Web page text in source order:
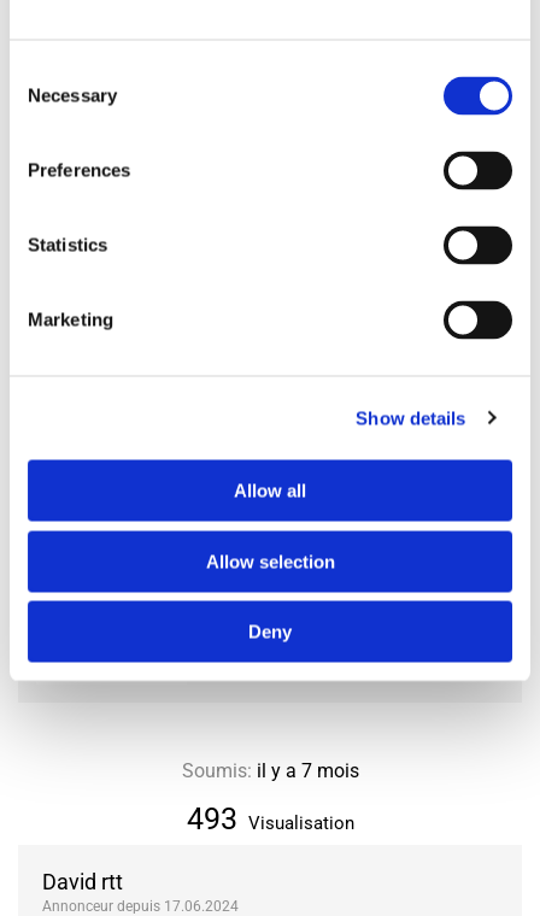
Selection
Necessary
Preferences
Statistics
Marketing
Show details
Allow all
Allow selection
Deny
David rtt
Annonceur depuis 17.06.2024
Cuisiner des repas
LOCALISATION
Ville ou Département
92
Sceaux
493 Visualisation
Soumis: il y a 7 mois